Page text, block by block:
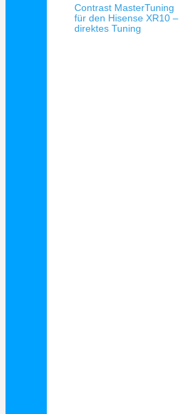
Contrast MasterTuning
für den Hisense XR10 –
direktes Tuning